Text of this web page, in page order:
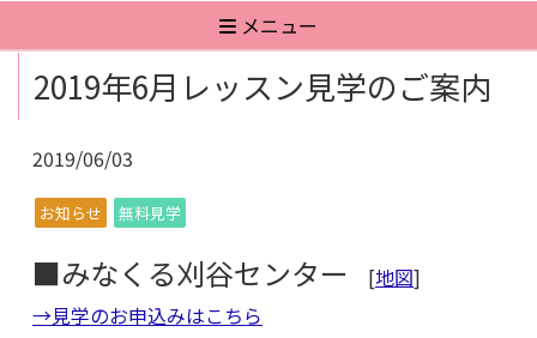
メニュー
2019年6月レッスン見学のご案内
2019/06/03
お知らせ 無料見学
■みなくる刈谷センター [地図]
→見学のお申込みはこちら